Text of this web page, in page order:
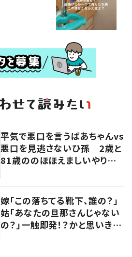
平気で悪口を言うばあちゃんvs
悪口を見逃さないひ孫 2歳と
81歳ののほほえましいやり取り
嫁「この落ちてる靴下、誰の？」
姑「あなたの旦那さんじゃない
の？」一触即発！？かと思いき